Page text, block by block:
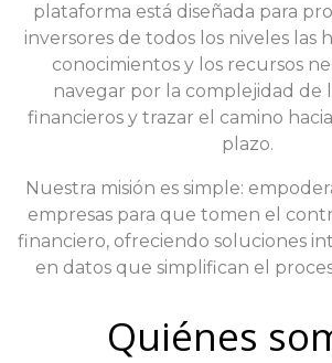
plataforma está diseñada para
inversores de todos los niveles las
conocimientos y los recursos
navegar por la complejidad de
financieros y trazar el camino
plazo.
Nuestra misión es simple:
empresas para que tomen el
financiero, ofreciendo soluciones
en datos que simplifican el
Quiénes